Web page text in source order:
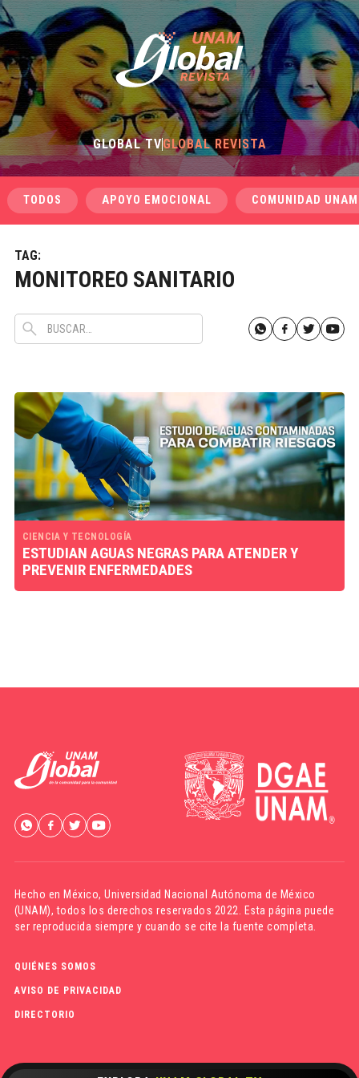
GLOBAL TVGLOBAL REVISTA
TODOS APOYO EMOCIONAL COMUNIDAD UNAM
TAG:
MONITOREO SANITARIO
CIENCIA Y TECNOLOGÍA
ESTUDIAN AGUAS NEGRAS PARA ATENDER Y
PREVENIR ENFERMEDADES
Hecho en México,Universidad Nacional Autónoma de México
(UNAM), todos los derechos reservados 2022. Esta página puede
ser reproducida siempre y cuando se cite la fuente completa.
QUIÉNES SOMOS
AVISO DE PRIVACIDAD
DIRECTORIO